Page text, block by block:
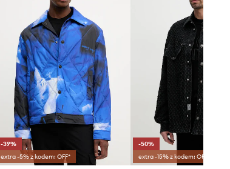
Rozmiary prezentowane w sklepie
zostały przeliczone na standardową,
europejską tabelę rozmiarową. Na
metce dostarczonego produktu
znajduje się oryginalne oznaczenie
producenta.
Tabela rozmiarów
-39%
extra -5% z kodem: OFF*
-50%
extra -15% z kodem: OFF*